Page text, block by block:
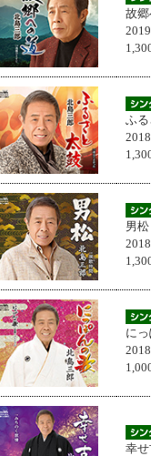
故
ふ
男松
に
幸